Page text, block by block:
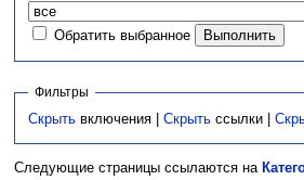
Обратить выбранное
Фильтры
Скрыть включения |Скрыть ссылки |
Следующие страницы ссылаются на